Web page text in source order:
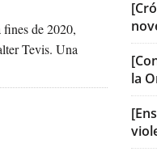
de 2020,
Tevis. Una
la